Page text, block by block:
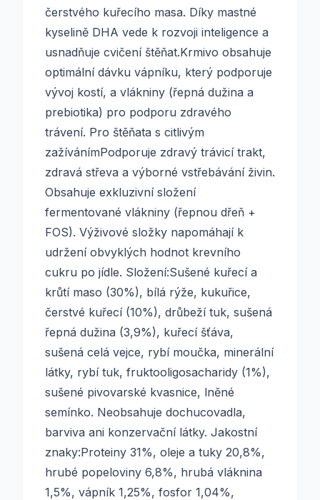
čerstvého kuřecího masa. Díky mastné
kyselině DHA vede k rozvoji inteligence a
usnadňuje cvičení štěňat.Krmivo obsahuje
optimální dávku vápníku, který podporuje
vývoj kostí, a vlákniny (řepná dužina a
prebiotika) pro podporu zdravého
trávení. Pro štěňata s citlivým
zažívánímPodporuje zdravý trávicí trakt,
zdravá střeva a výborné vstřebávání živin.
Obsahuje exkluzivní složení
fermentované vlákniny (řepnou dřeň +
FOS). Výživové složky napomáhají k
udržení obvyklých hodnot krevního
cukru po jídle. Složení:Sušené kuřecí a
krůtí maso (30%), bílá rýže, kukuřice,
čerstvé kuřecí (10%), drůbeží tuk, sušená
řepná dužina (3,9%), kuřecí šťáva,
sušená celá vejce, rybí moučka, minerální
látky, rybí tuk, fruktooligosacharidy (1%),
sušené pivovarské kvasnice, lněné
semínko. Neobsahuje dochucovadla,
barviva ani konzervační látky. Jakostní
znaky:Proteiny 31%, oleje a tuky 20,8%,
hrubé popeloviny 6,8%, hrubá vláknina
1,5%, vápník 1,25%, fosfor 1,04%,